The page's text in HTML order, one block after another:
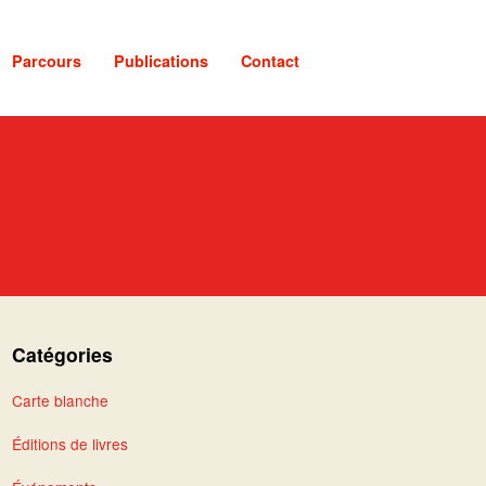
Parcours Publications Contact
Catégories
Carte blanche
Éditions de livres